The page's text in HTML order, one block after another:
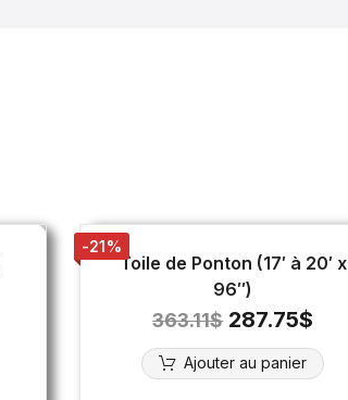
-21%
Toile de Ponton (17′ à 20′ x
96″)
363.11$ 287.75$
Ajouter au panier